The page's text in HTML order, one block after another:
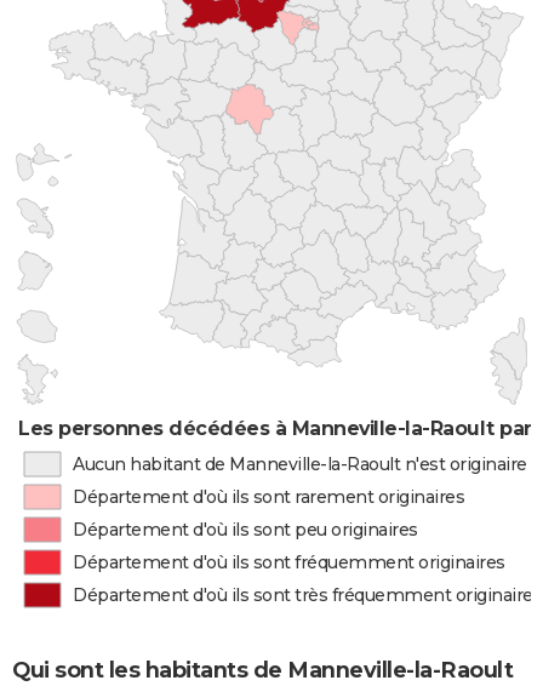
Les personnes décédées à Manneville-la-Raoult par
Aucun habitant de Manneville-la-Raoult n'est originaire
Département d'où ils sont rarement originaires
Département d'où ils sont peu originaires
Département d'où ils sont fréquemment originaires
Département d'où ils sont très fréquemment originaires
Qui sont les habitants de Manneville-la-Raoult